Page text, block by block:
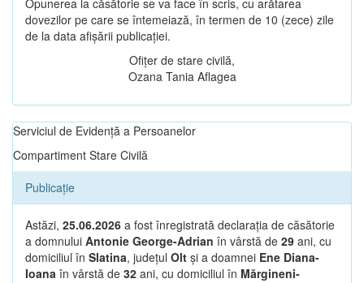
dovezilor pe care se întemeiază, în termen de 10 (zece) zile
de la data afișării publicației.
Ofițer de stare civilă,
Ozana Tania Aflagea
Serviciul de Evidență a Persoanelor
Compartiment Stare Civilă
Publicație
Astăzi, 25.06.2026 a fost înregistrată declarația de căsătorie
a domnului Antonie George-Adrian în vârstă de 29 ani, cu
domiciliul în Slatina, județul Olt și a doamnei Ene Diana-
Ioana în vârstă de 32 ani, cu domiciliul în Mărgineni-